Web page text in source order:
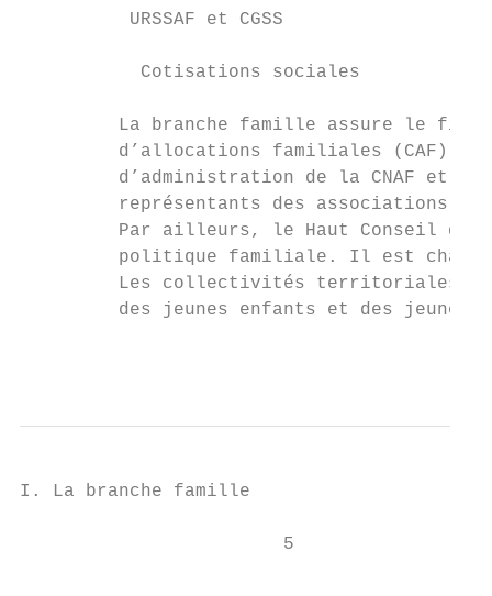
          URSSAF et CGSS
           Cotisations sociales
La branche famille assure le
d’allocations familiales (CAF)
d’administration de la CNAF et
représentants des associations
Par ailleurs, le Haut Conseil de
politique familiale. Il est
Les collectivités territoriales
des jeunes enfants et des jeunes
I. La branche famille
                        5